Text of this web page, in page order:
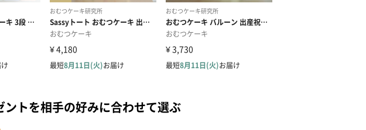
トを相手の好みに合わせて選ぶ